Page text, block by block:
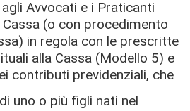
Avvocati e i Praticanti
(o con procedimento
in regola con le prescritte
alla Cassa (Modello 5) e
contributi previdenziali, che
di uno o più figli nati nel